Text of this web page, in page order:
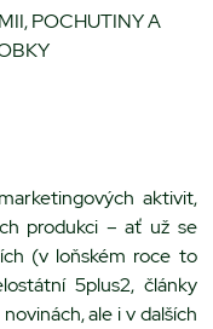
POCHUTINY A
aktivit,
produkci – ať už se
(v loňském roce to
5plus2, články
ale i v dalších